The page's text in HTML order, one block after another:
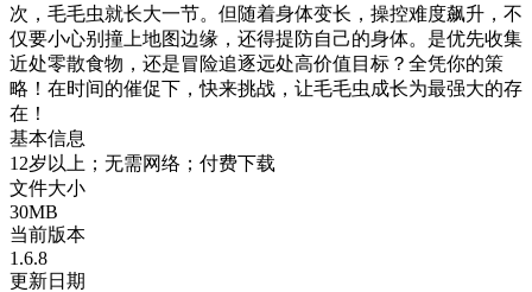
次，毛毛虫就长大一节。但随着身体变长，操控难度飙升，不
仅要小心别撞上地图边缘，还得提防自己的身体。是优先收集
近处零散食物，还是冒险追逐远处高价值目标？全凭你的策
略！在时间的催促下，快来挑战，让毛毛虫成长为最强大的存
在！
基本信息
12岁以上；无需网络；付费下载
文件大小
30MB
当前版本
1.6.8
更新日期